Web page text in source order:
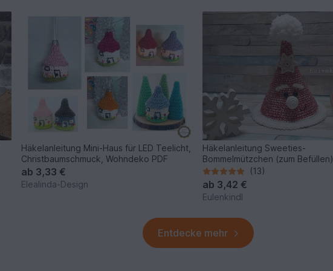
Häkelanleitung Mini-Haus für LED Teelicht,
Christbaumschmuck, Wohndeko PDF
ab 3,33 €
Elealinda-Design
Häkelanleitung Sweeties-
Bommelmützchen (zum Befüllen)
(13)
ab 3,42 €
Eulenkindl
Entdecke mehr